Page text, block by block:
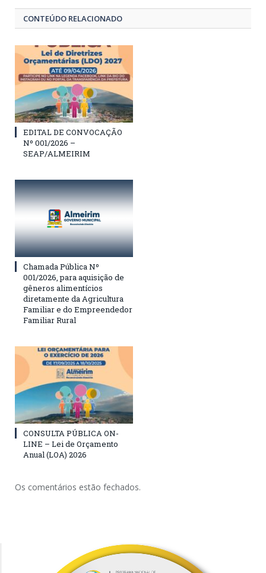
CONTEÚDO RELACIONADO
EDITAL DE CONVOCAÇÃO
Nº 001/2026 –
SEAP/ALMEIRIM
Chamada Pública Nº
001/2026, para aquisição de
gêneros alimentícios
diretamente da Agricultura
Familiar e do Empreendedor
Familiar Rural
CONSULTA PÚBLICA ON-
LINE – Lei de Orçamento
Anual (LOA) 2026
Os comentários estão fechados.